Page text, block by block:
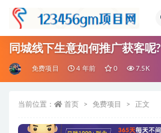
同城线下生意如何推广获客呢?
免费项目 4 年前 0 7.5K
当前位置： 首页 免费项目 正文